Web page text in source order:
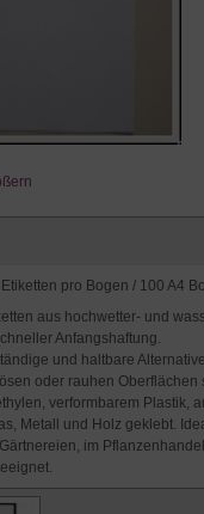
pro Bogen / 100 A4
aus hochwetter- und
Anfangshaftung.
und haltbare
oder rauhen
verformbarem Plastik,
Metall und Holz geklebt.
im